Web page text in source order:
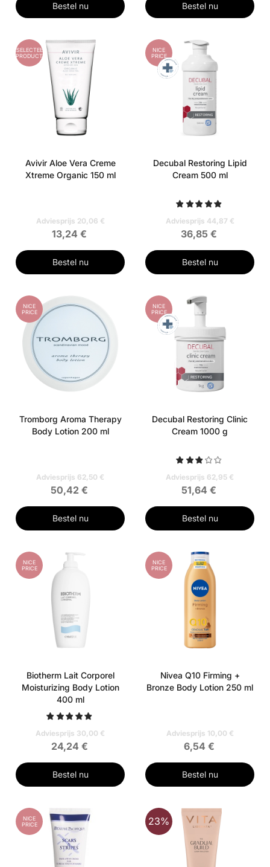
Bestel nu Bestel nu
GESELECTEERD
PRODUCT
Avivir Aloe Vera Creme
Xtreme Organic 150 ml
Adviesprijs 20,06 €
13,24 €
Bestel nu
NICE
PRICE
Decubal Restoring Lipid
Cream 500 ml
Adviesprijs 44,87 €
36,85 €
Bestel nu
NICE
PRICE
Tromborg Aroma Therapy
Body Lotion 200 ml
Adviesprijs 62,50 €
50,42 €
Bestel nu
NICE
PRICE
Decubal Restoring Clinic
Cream 1000 g
Adviesprijs 62,95 €
51,64 €
Bestel nu
NICE
PRICE
Biotherm Lait Corporel
Moisturizing Body Lotion
400 ml
Adviesprijs 30,00 €
24,24 €
Bestel nu
NICE
PRICE
Nivea Q10 Firming +
Bronze Body Lotion 250 ml
Adviesprijs 10,00 €
6,54 €
Bestel nu
NICE
PRICE
23%